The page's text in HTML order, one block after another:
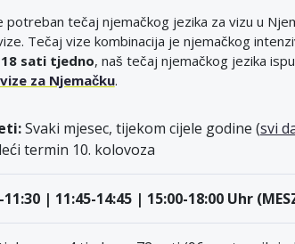
potreban tečaj njemačkog jezika za vizu u
Tečaj vize kombinacija je njemačkog
sati tjedno, naš tečaj njemačkog jezika
vize za Njemačku.
Svaki mjesec, tijekom cijele godine (svi
termin 10. kolovoza
11:30 | 11:45-14:45 | 15:00-18:00 Uhr